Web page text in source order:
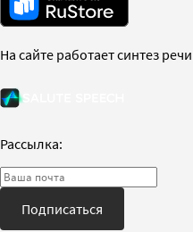
На сайте работает синтез речи
Рассылка:
Подписаться